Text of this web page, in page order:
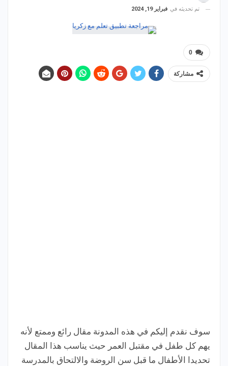
تم تحديثه في فبراير 19, 2024
0
مشاركة
سوف نقدم إليكم في هذه المدونة مقال رائع وممتع لأنه
يهم كل طفل في مقتبل العمر حيث يناسب هذا المقال
تحديدا الأطفال ما قبل سن الروضة والالتحاق بالمدرسة